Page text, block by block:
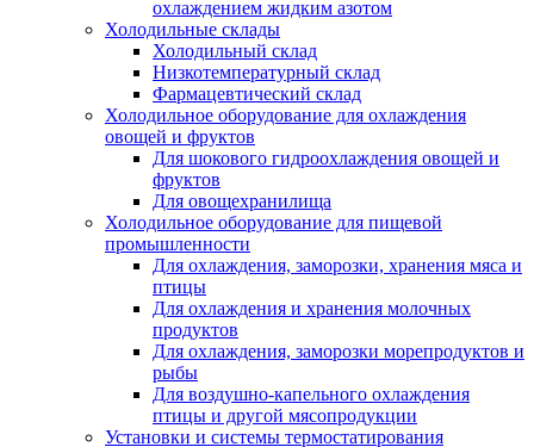
охлаждением жидким азотом
Холодильные склады
Холодильный склад
Низкотемпературный склад
Фармацевтический склад
Холодильное оборудование для охлаждения
овощей и фруктов
Для шокового гидроохлаждения овощей и
фруктов
Для овощехранилища
Холодильное оборудование для пищевой
промышленности
Для охлаждения, заморозки, хранения мяса и
птицы
Для охлаждения и хранения молочных
продуктов
Для охлаждения, заморозки морепродуктов и
рыбы
Для воздушно-капельного охлаждения
птицы и другой мясопродукции
Установки и системы термостатирования